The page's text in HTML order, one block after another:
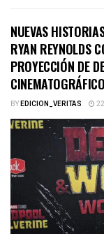
NUEVAS
RYAN REYNOLDS
PROYECCIÓN DE
BYEDICION_VERITAS